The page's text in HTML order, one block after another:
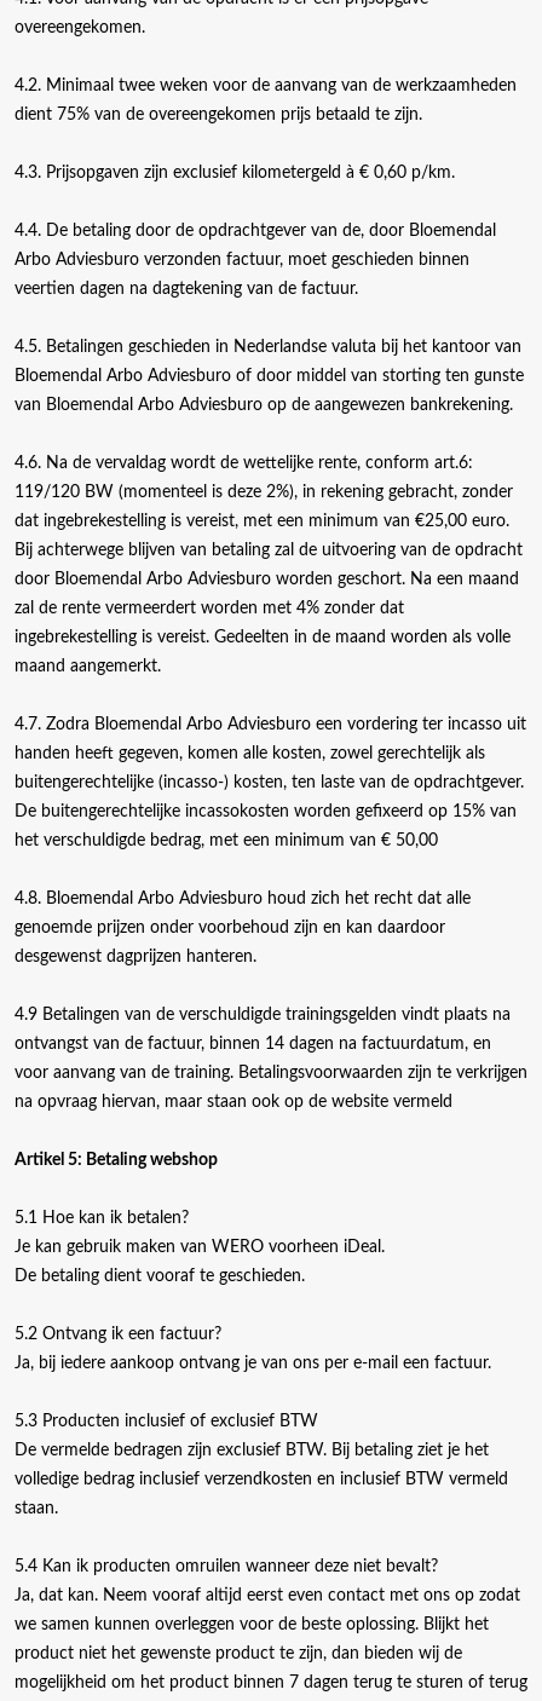
overeengekomen.
4.2. Minimaal twee weken voor de aanvang van de werkzaamheden
dient 75% van de overeengekomen prijs betaald te zijn.
4.3. Prijsopgaven zijn exclusief kilometergeld à € 0,60 p/km.
4.4. De betaling door de opdrachtgever van de, door Bloemendal
Arbo Adviesburo verzonden factuur, moet geschieden binnen
veertien dagen na dagtekening van de factuur.
4.5. Betalingen geschieden in Nederlandse valuta bij het kantoor van
Bloemendal Arbo Adviesburo of door middel van storting ten gunste
van Bloemendal Arbo Adviesburo op de aangewezen bankrekening.
4.6. Na de vervaldag wordt de wettelijke rente, conform art.6:
119/120 BW (momenteel is deze 2%), in rekening gebracht, zonder
dat ingebrekestelling is vereist, met een minimum van €25,00 euro.
Bij achterwege blijven van betaling zal de uitvoering van de opdracht
door Bloemendal Arbo Adviesburo worden geschort. Na een maand
zal de rente vermeerdert worden met 4% zonder dat
ingebrekestelling is vereist. Gedeelten in de maand worden als volle
maand aangemerkt.
4.7. Zodra Bloemendal Arbo Adviesburo een vordering ter incasso uit
handen heeft gegeven, komen alle kosten, zowel gerechtelijk als
buitengerechtelijke (incasso-) kosten, ten laste van de opdrachtgever.
De buitengerechtelijke incassokosten worden gefixeerd op 15% van
het verschuldigde bedrag, met een minimum van € 50,00
4.8. Bloemendal Arbo Adviesburo houd zich het recht dat alle
genoemde prijzen onder voorbehoud zijn en kan daardoor
desgewenst dagprijzen hanteren.
4.9 Betalingen van de verschuldigde trainingsgelden vindt plaats na
ontvangst van de factuur, binnen 14 dagen na factuurdatum, en
voor aanvang van de training. Betalingsvoorwaarden zijn te verkrijgen
na opvraag hiervan, maar staan ook op de website vermeld
Artikel 5: Betaling webshop
5.1 Hoe kan ik betalen?
Je kan gebruik maken van WERO voorheen iDeal.
De betaling dient vooraf te geschieden.
5.2 Ontvang ik een factuur?
Ja, bij iedere aankoop ontvang je van ons per e-mail een factuur.
5.3 Producten inclusief of exclusief BTW
De vermelde bedragen zijn exclusief BTW. Bij betaling ziet je het
volledige bedrag inclusief verzendkosten en inclusief BTW vermeld
staan.
5.4 Kan ik producten omruilen wanneer deze niet bevalt?
Ja, dat kan. Neem vooraf altijd eerst even contact met ons op zodat
we samen kunnen overleggen voor de beste oplossing. Blijkt het
product niet het gewenste product te zijn, dan bieden wij de
mogelijkheid om het product binnen 7 dagen terug te sturen of terug